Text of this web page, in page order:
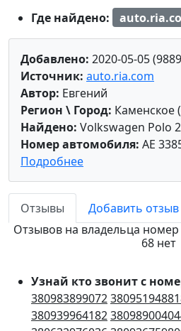
Где найдено:
Добавлено: 2020-05-05
Источник: auto.ria.com
Автор: Евгений
Регион \ Город: Каменское
Найдено: Volkswagen Polo
Номер автомобиля: AE
Подробнее
Отзывы
Добавить отзыв
Отзывов на владельца
68 нет
Узнай кто звонит с
380983899072
380939964182